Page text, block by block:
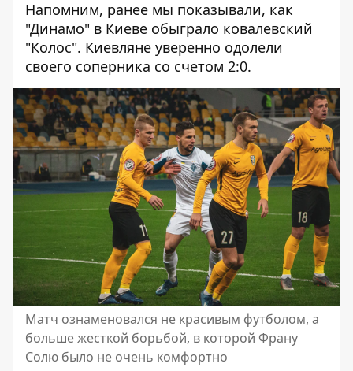
Напомним, ранее мы показывали, как
"Динамо" в Киеве обыграло ковалевский
"Колос". Киевляне уверенно одолели
своего соперника со счетом 2:0.
Матч ознаменовался не красивым футболом, а
больше жесткой борьбой, в которой Франу
Солю было не очень комфортно